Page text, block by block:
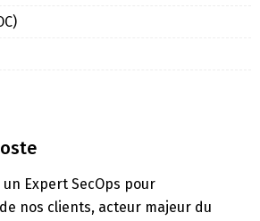
Expert SecOps pour
nos clients, acteur majeur du